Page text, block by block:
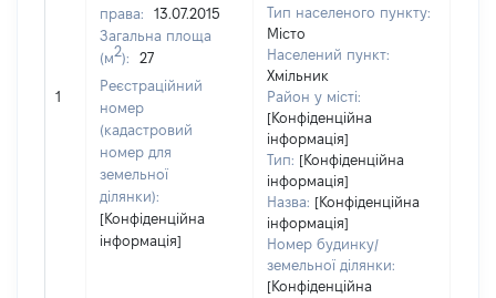
1
права:
13.07.2015
Загальна площа
(м2):
27
Реєстраційний
номер
(кадастровий
номер для
земельної
ділянки):
[Конфіденційна
інформація]
Тип населеного пункту:
Місто
Населений пункт:
Хмільник
Район у місті:
[Конфіденційна
інформація]
Тип: [Конфіденційна
інформація]
Назва: [Конфіденційна
інформація]
Номер будинку/
земельної ділянки:
[Конфіденційна